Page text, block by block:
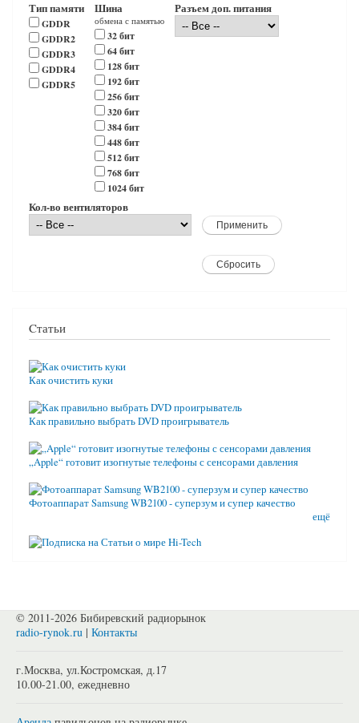
Тип памяти
GDDR
GDDR2
GDDR3
GDDR4
GDDR5
Шина
обмена с памятью
32 бит
64 бит
128 бит
192 бит
256 бит
320 бит
384 бит
448 бит
512 бит
768 бит
1024 бит
Разъем доп. питания
Кол-во вентиляторов
Cтатьи
Как очистить куки
Как правильно выбрать DVD проигрыватель
„Apple“ готовит изогнутые телефоны с сенсорами давления
Фотоаппарат Samsung WB2100 - суперзум и супер качество
ещё
© 2011-2026 Бибиревский радиорынок
radio-rynok.ru | Контакты
г.Москва, ул.Костромская, д.17
10.00-21.00, ежедневно